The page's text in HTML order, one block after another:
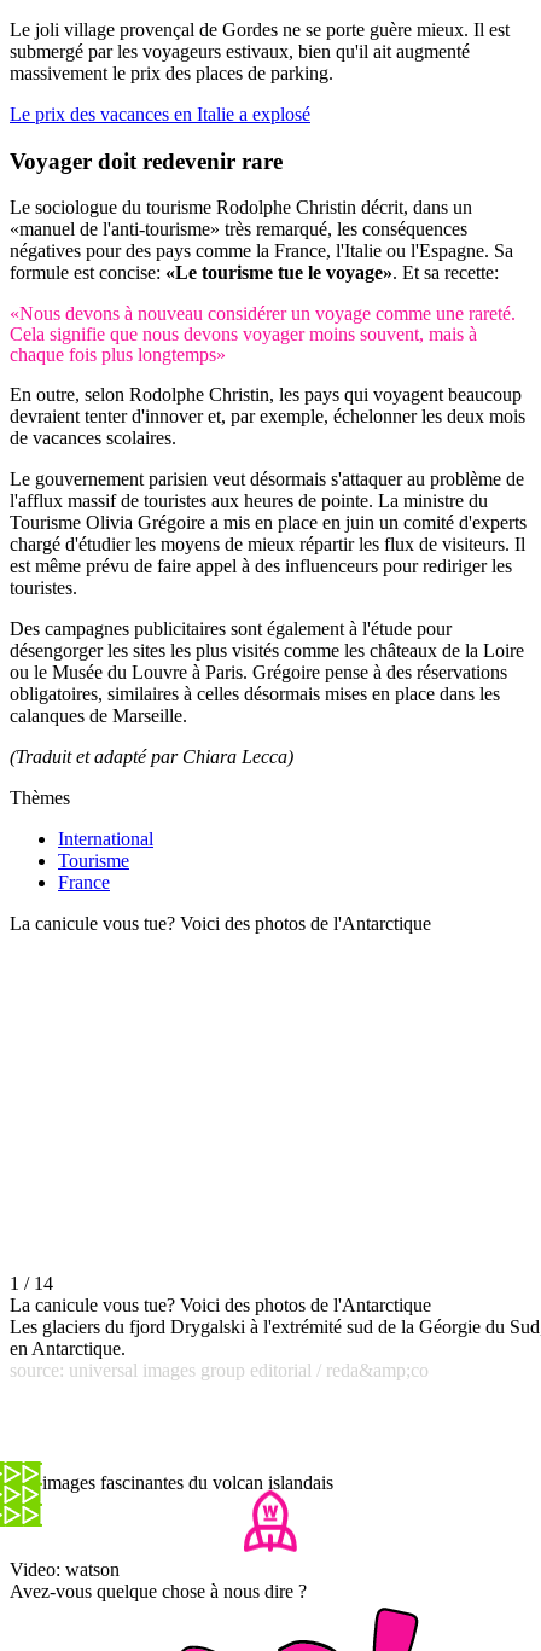
Le joli village provençal de Gordes ne se porte guère mieux. Il est
submergé par les voyageurs estivaux, bien qu'il ait augmenté
massivement le prix des places de parking.
Le prix des vacances en Italie a explosé
Voyager doit redevenir rare
Le sociologue du tourisme Rodolphe Christin décrit, dans un
«manuel de l'anti-tourisme» très remarqué, les conséquences
négatives pour des pays comme la France, l'Italie ou l'Espagne. Sa
formule est concise: «Le tourisme tue le voyage». Et sa recette:
«Nous devons à nouveau considérer un voyage comme une rareté.
Cela signifie que nous devons voyager moins souvent, mais à
chaque fois plus longtemps»
En outre, selon Rodolphe Christin, les pays qui voyagent beaucoup
devraient tenter d'innover et, par exemple, échelonner les deux mois
de vacances scolaires.
Le gouvernement parisien veut désormais s'attaquer au problème de
l'afflux massif de touristes aux heures de pointe. La ministre du
Tourisme Olivia Grégoire a mis en place en juin un comité d'experts
chargé d'étudier les moyens de mieux répartir les flux de visiteurs. Il
est même prévu de faire appel à des influenceurs pour rediriger les
touristes.
Des campagnes publicitaires sont également à l'étude pour
désengorger les sites les plus visités comme les châteaux de la Loire
ou le Musée du Louvre à Paris. Grégoire pense à des réservations
obligatoires, similaires à celles désormais mises en place dans les
calanques de Marseille.
(Traduit et adapté par Chiara Lecca)
Thèmes
International
Tourisme
France
La canicule vous tue? Voici des photos de l'Antarctique
1 / 14
La canicule vous tue? Voici des photos de l'Antarctique
Les glaciers du fjord Drygalski à l'extrémité sud de la Géorgie du
en Antarctique.
source: universal images group editorial / reda&amp;co
Les images fascinantes du volcan islandais
Video: watson
Avez-vous quelque chose à nous dire ?